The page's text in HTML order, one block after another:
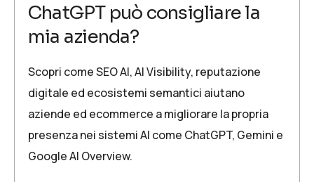
ChatGPT può consigliare la
mia azienda?
Scopri come SEO AI, AI Visibility, reputazione
digitale ed ecosistemi semantici aiutano
aziende ed ecommerce a migliorare la propria
presenza nei sistemi AI come ChatGPT, Gemini e
Google AI Overview.